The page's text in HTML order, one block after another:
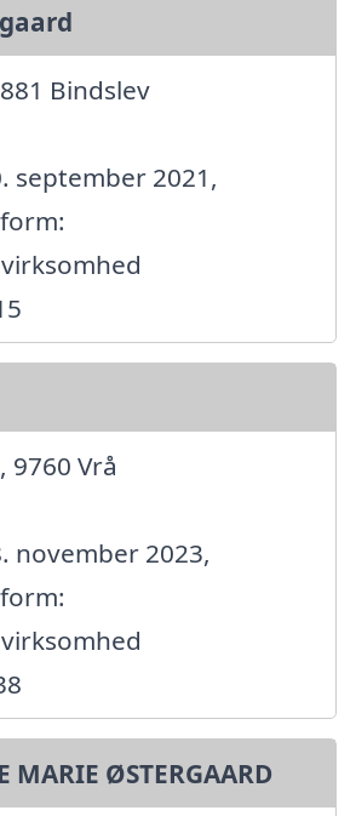
Bindslev
september 2021,
9760 Vrå
november 2023,
MARIE ØSTERGAARD